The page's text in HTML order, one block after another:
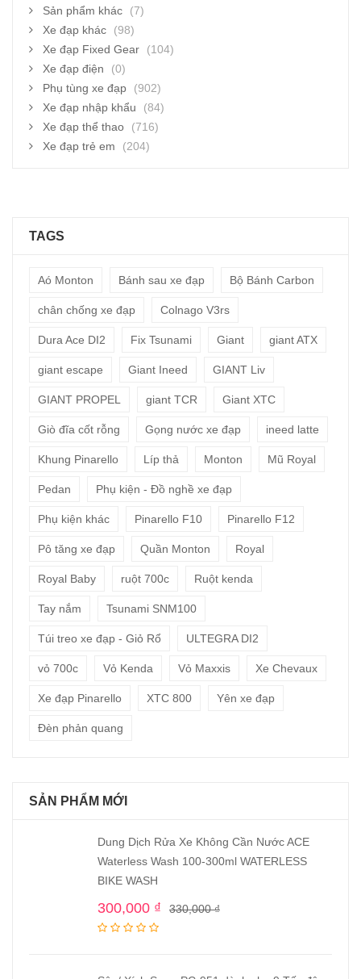
Sản phẩm khác
(7)
Xe đạp khác
(98)
Xe đạp Fixed Gear
(104)
Xe đạp điện
(0)
Phụ tùng xe đạp
(902)
Xe đạp nhập khẩu
(84)
Xe đạp thể thao
(716)
Xe đạp trẻ em
(204)
TAGS
Aó Monton Bánh sau xe đạp Bộ Bánh Carbon
chân chống xe đạp Colnago V3rs
Dura Ace DI2 Fix Tsunami Giant giant ATX
giant escape Giant Ineed GIANT Liv
GIANT PROPEL giant TCR Giant XTC
Giò đĩa cốt rỗng Gọng nước xe đạp ineed latte
Khung Pinarello Líp thả Monton Mũ Royal
Pedan Phụ kiện - Đồ nghề xe đạp
Phụ kiện khác Pinarello F10 Pinarello F12
Pô tăng xe đạp Quần Monton Royal
Royal Baby ruột 700c Ruột kenda
Tay nắm Tsunami SNM100
Túi treo xe đạp - Giỏ Rổ ULTEGRA DI2
vỏ 700c Vỏ Kenda Vỏ Maxxis Xe Chevaux
Xe đạp Pinarello XTC 800 Yên xe đạp
Đèn phản quang
SẢN PHẨM MỚI
Dung Dịch Rửa Xe Không Cần Nước ACE
Waterless Wash 100-300ml WATERLESS
BIKE WASH
330,000₫
300,000 ₫